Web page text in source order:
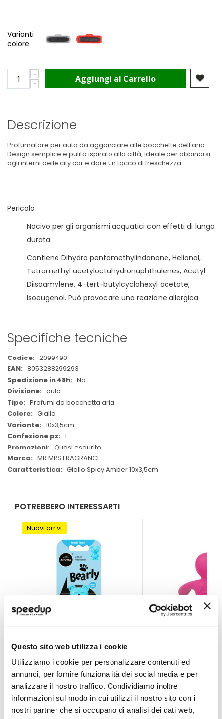
Questo sito web utilizza i cookie
Utilizziamo i cookie per personalizzare contenuti ed
annunci, per fornire funzionalità dei social media e per
analizzare il nostro traffico. Condividiamo inoltre
informazioni sul modo in cui utilizzi il nostro sito con i
nostri partner che si occupano di analisi dei dati web,
Varianti
colore
Aggiungi al Carrello
Descrizione
Profumatore per auto da agganciare alle bocchette dell'aria.
Design semplice e pulito ispirato alla città, ideale per abbinarsi
agli interni delle city car e dare un tocco di freschezza
Pericolo
Nocivo per gli organismi acquatici con effetti di lunga
durata.
Contiene Dihydro pentamethylindanone, Helional,
Tetramethyl acetyloctahydronaphthalenes, Acetyl
Diisoamylene, 4-tert-butylcyclohexyl acetate,
Isoeugenol. Può provocare una reazione allergica.
Specifiche tecniche
Maggiori
Informazioni
2099490
8053288299293
No
auto
Profumi da bocchetta aria
Giallo
10x3,5cm
1
Quasi esaurito
MR MRS FRAGRANCE
Giallo Spicy Amber 10x3,5cm
POTREBBERO INTERESSARTI
Nuovi arrivi
Profumi da bocchetta aria Bearly Fresh Linen - AROMA
AROMA CAR
4,65 €
Profumi da
MR MRS FRAGRANCE
Fucsia Citrus & Musk
5,45 €